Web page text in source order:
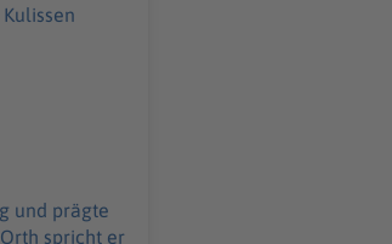
und
und prägte
spricht er